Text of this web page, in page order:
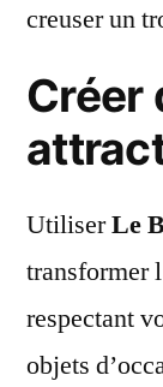
creuser un
Créer
UtiliserLe
transformer
respectant
objets